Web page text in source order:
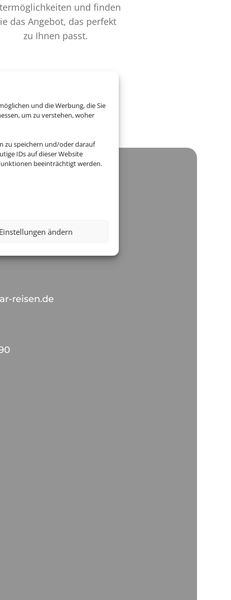
und die Werbung, die Sie
um zu verstehen, woher
zu speichern und/oder darauf
IDs auf dieser Website
beeinträchtigt werden.
Einstellungen ändern
und finden
das Angebot, das perfekt
zu Ihnen passt.
49-51
reisen.de